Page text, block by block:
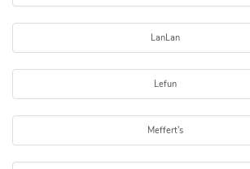
LanLan
Lefun
Meffert's